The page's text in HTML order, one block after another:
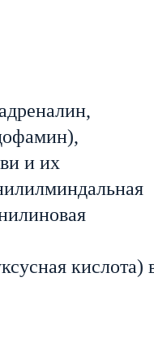
и их
кислота)